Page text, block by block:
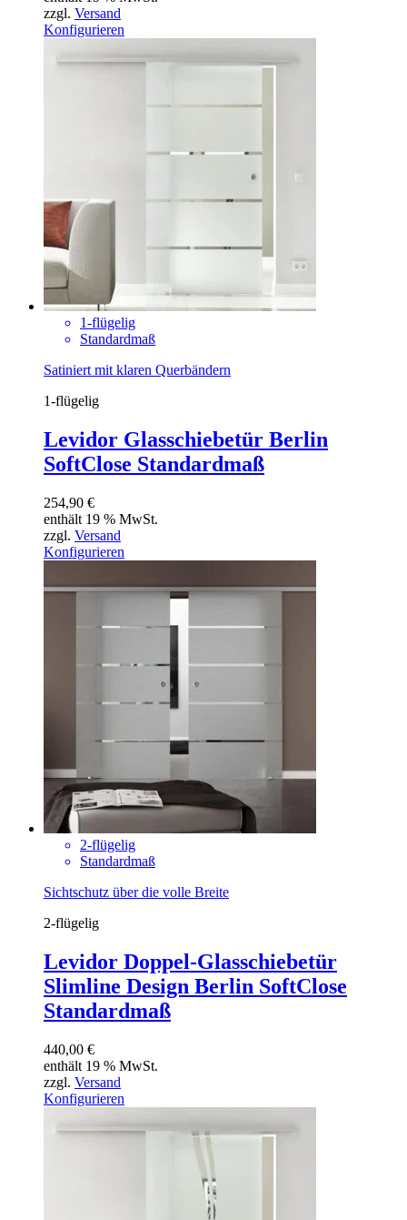
zzgl. Versand
Konfigurieren
1-flügelig
Standardmaß
Satiniert mit klaren Querbändern
1-flügelig
Levidor Glasschiebetür Berlin
SoftClose Standardmaß
254,90 €
enthält 19 % MwSt.
zzgl. Versand
Konfigurieren
2-flügelig
Standardmaß
Sichtschutz über die volle Breite
2-flügelig
Levidor Doppel-Glasschiebetür
Slimline Design Berlin SoftClose
Standardmaß
440,00 €
enthält 19 % MwSt.
zzgl. Versand
Konfigurieren